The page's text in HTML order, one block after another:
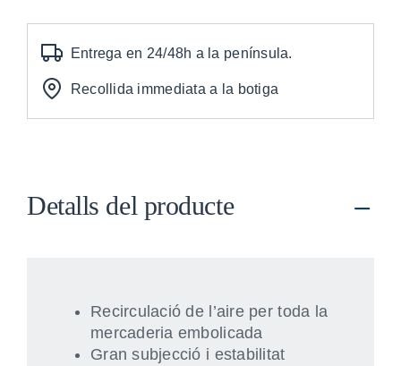
Entrega en 24/48h a la península.
Recollida immediata a la botiga
Detalls del producte
Recirculació de l’aire per toda la
mercaderia embolicada
Gran subjecció i estabilitat